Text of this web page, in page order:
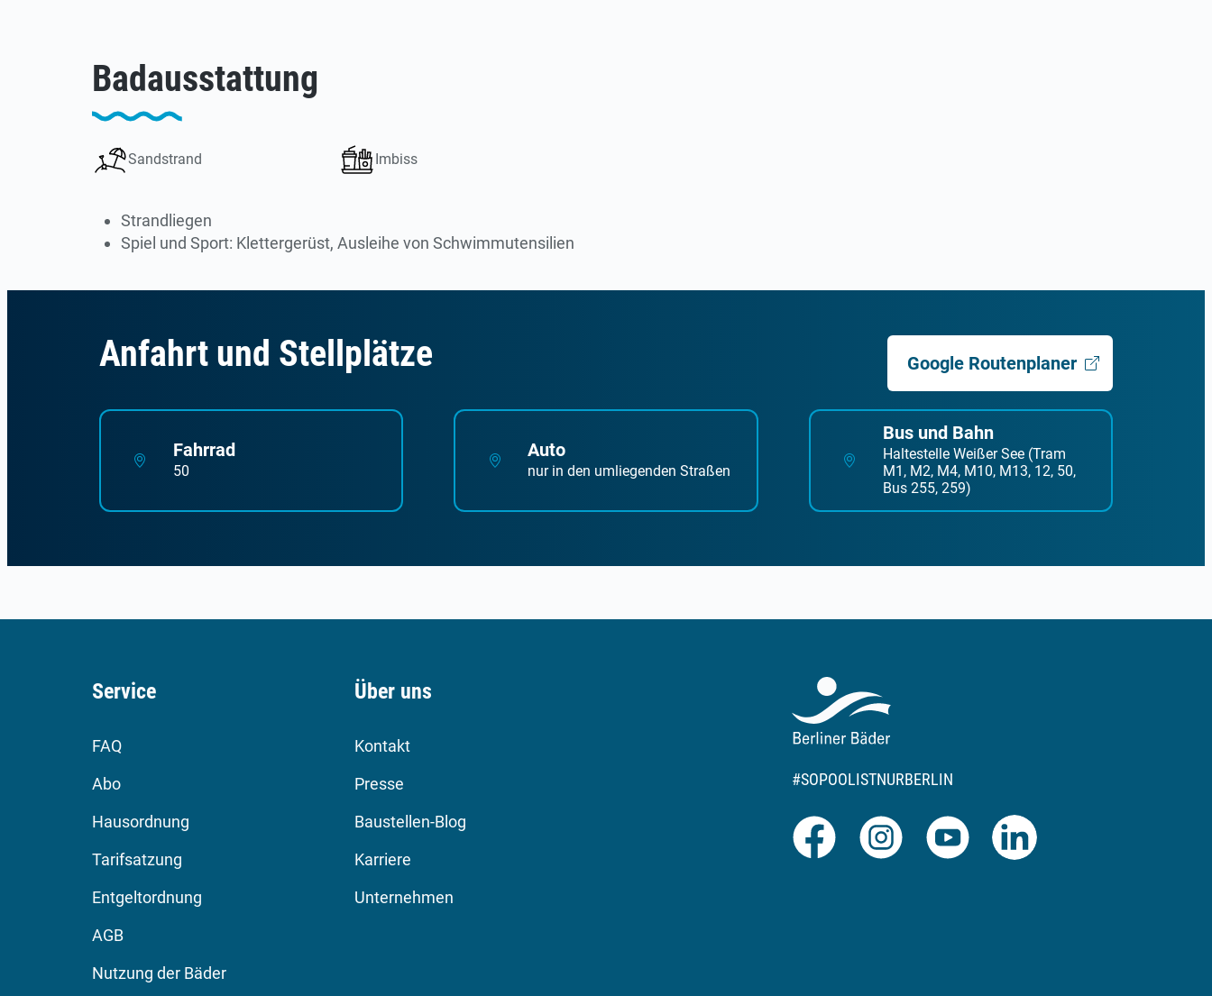
Badausstattung
Sandstrand Imbiss
Strandliegen
Spiel und Sport: Klettergerüst, Ausleihe von Schwimmutensilien
Anfahrt und Stellplätze Google Routenplaner
Fahrrad
50
Auto
nur in den umliegenden Straßen
Bus und Bahn
Haltestelle Weißer See (Tram
M1, M2, M4, M10, M13, 12, 50,
Bus 255, 259)
#SOPOOLISTNURBERLIN
Facebook Instagram Youtube
Service
FAQ
Abo
Hausordnung
Tarifsatzung
Entgeltordnung
AGB
Nutzung der Bäder
Über uns
Kontakt
Presse
Baustellen-Blog
Karriere
Unternehmen